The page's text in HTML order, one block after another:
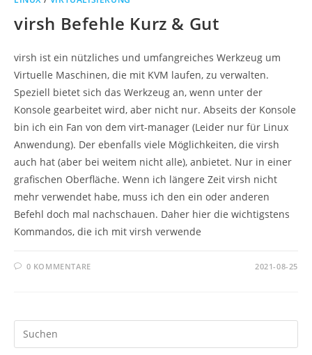
virsh Befehle Kurz & Gut
virsh ist ein nützliches und umfangreiches Werkzeug um
Virtuelle Maschinen, die mit KVM laufen, zu verwalten.
Speziell bietet sich das Werkzeug an, wenn unter der
Konsole gearbeitet wird, aber nicht nur. Abseits der Konsole
bin ich ein Fan von dem virt-manager (Leider nur für Linux
Anwendung). Der ebenfalls viele Möglichkeiten, die virsh
auch hat (aber bei weitem nicht alle), anbietet. Nur in einer
grafischen Oberfläche. Wenn ich längere Zeit virsh nicht
mehr verwendet habe, muss ich den ein oder anderen
Befehl doch mal nachschauen. Daher hier die wichtigstens
Kommandos, die ich mit virsh verwende
0 KOMMENTARE 2021-08-25